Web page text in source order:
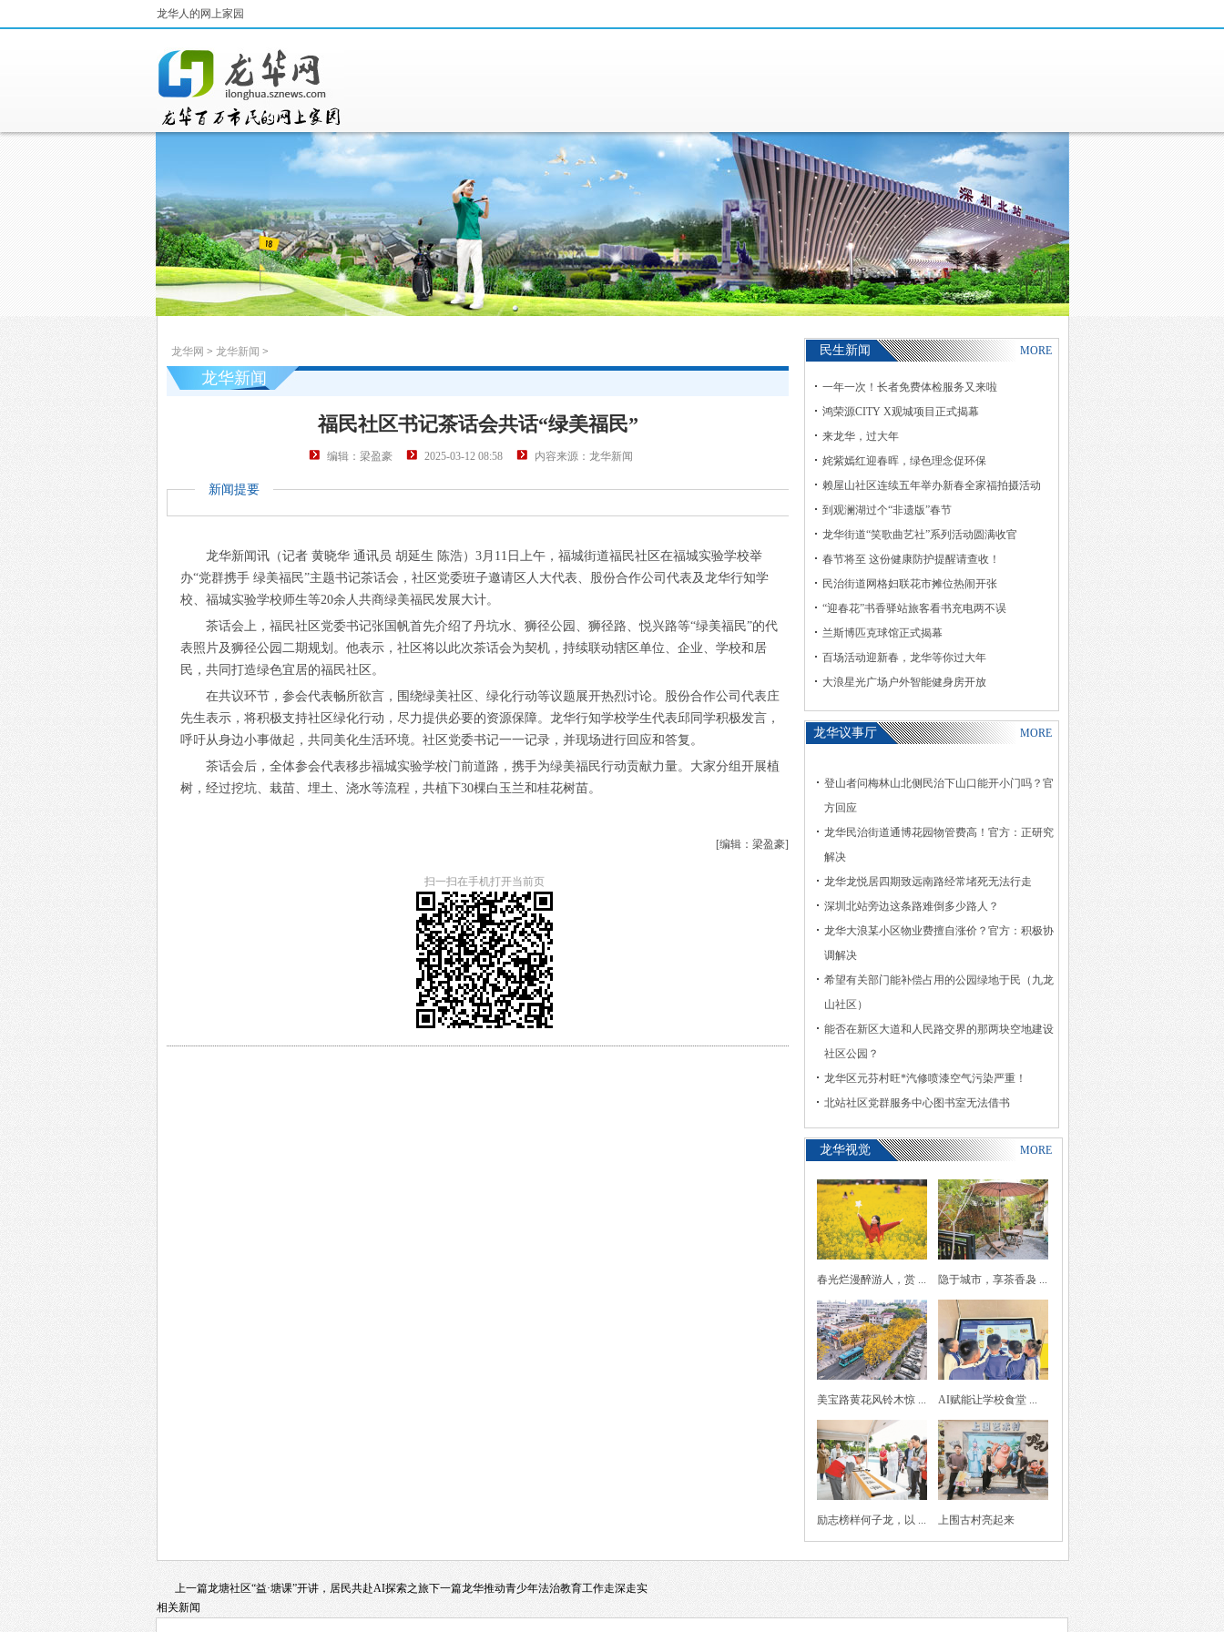
龙华人的网上家园
龙华网 > 龙华新闻 >
龙华新闻
福民社区书记茶话会共话“绿美福民”
编辑：梁盈豪 2025-03-12 08:58 内容来源：龙华新闻
新闻提要
龙华新闻讯（记者 黄晓华 通讯员 胡延生 陈浩）3月11日上午，福城街道福民社区在福城实验学校举
办“党群携手 绿美福民”主题书记茶话会，社区党委班子邀请区人大代表、股份合作公司代表及龙华行知学
校、福城实验学校师生等20余人共商绿美福民发展大计。
茶话会上，福民社区党委书记张国帆首先介绍了丹坑水、狮径公园、狮径路、悦兴路等“绿美福民”的代
表照片及狮径公园二期规划。他表示，社区将以此次茶话会为契机，持续联动辖区单位、企业、学校和居
民，共同打造绿色宜居的福民社区。
在共议环节，参会代表畅所欲言，围绕绿美社区、绿化行动等议题展开热烈讨论。股份合作公司代表庄
先生表示，将积极支持社区绿化行动，尽力提供必要的资源保障。龙华行知学校学生代表邱同学积极发言，
呼吁从身边小事做起，共同美化生活环境。社区党委书记一一记录，并现场进行回应和答复。
茶话会后，全体参会代表移步福城实验学校门前道路，携手为绿美福民行动贡献力量。大家分组开展植
树，经过挖坑、栽苗、埋土、浇水等流程，共植下30棵白玉兰和桂花树苗。
[编辑：梁盈豪]
扫一扫在手机打开当前页
民生新闻 MORE
一年一次！长者免费体检服务又来啦
鸿荣源CITY X观城项目正式揭幕
来龙华，过大年
姹紫嫣红迎春晖，绿色理念促环保
赖屋山社区连续五年举办新春全家福拍摄活动
到观澜湖过个“非遗版”春节
龙华街道“笑歌曲艺社”系列活动圆满收官
春节将至 这份健康防护提醒请查收！
民治街道网格妇联花市摊位热闹开张
“迎春花”书香驿站旅客看书充电两不误
兰斯博匹克球馆正式揭幕
百场活动迎新春，龙华等你过大年
大浪星光广场户外智能健身房开放
龙华议事厅 MORE
登山者问梅林山北侧民治下山口能开小门吗？官
方回应
龙华民治街道通博花园物管费高！官方：正研究
解决
龙华龙悦居四期致远南路经常堵死无法行走
深圳北站旁边这条路难倒多少路人？
龙华大浪某小区物业费擅自涨价？官方：积极协
调解决
希望有关部门能补偿占用的公园绿地于民（九龙
山社区）
能否在新区大道和人民路交界的那两块空地建设
社区公园？
龙华区元芬村旺*汽修喷漆空气污染严重！
北站社区党群服务中心图书室无法借书
龙华视觉 MORE
春光烂漫醉游人，赏 ... 隐于城市，享茶香袅 ...
美宝路黄花风铃木惊 ... AI赋能让学校食堂 ...
励志榜样何子龙，以 ... 上围古村亮起来
上一篇龙塘社区“益·塘课”开讲，居民共赴AI探索之旅下一篇龙华推动青少年法治教育工作走深走实
相关新闻